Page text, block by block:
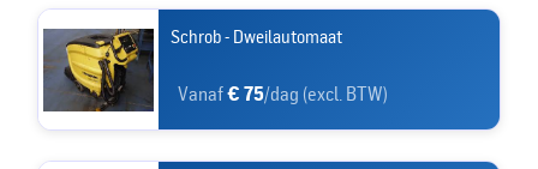
Schrob - Dweilautomaat
Vanaf€ 75/dag (excl. BTW)